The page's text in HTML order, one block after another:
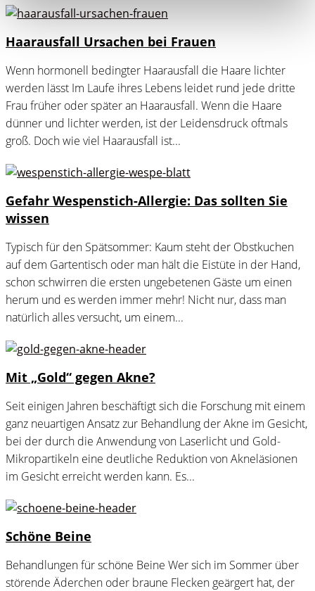
Haarausfall Ursachen bei Frauen
Wenn hormonell bedingter Haarausfall die Haare lichter
werden lässt Im Laufe ihres Lebens leidet rund jede dritte
Frau früher oder später an Haarausfall. Wenn die Haare
dünner und lichter werden, ist der Leidensdruck oftmals
groß. Doch wie viel Haarausfall ist...
Gefahr Wespenstich-Allergie: Das sollten Sie
wissen
Typisch für den Spätsommer: Kaum steht der Obstkuchen
auf dem Gartentisch oder man hält die Eistüte in der Hand,
schon schwirren die ersten ungebetenen Gäste um einen
herum und es werden immer mehr! Nicht nur, dass man
natürlich alles versucht, um einem...
Mit „Gold“ gegen Akne?
Seit einigen Jahren beschäftigt sich die Forschung mit einem
ganz neuartigen Ansatz zur Behandlung der Akne im Gesicht,
bei der durch die Anwendung von Laserlicht und Gold-
Mikropartikeln eine deutliche Reduktion von Akneläsionen
im Gesicht erreicht werden kann. Es...
Schöne Beine
Behandlungen für schöne Beine Wer sich im Sommer über
störende Äderchen oder braune Flecken geärgert hat, der